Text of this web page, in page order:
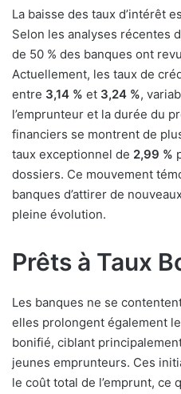
La baisse des taux d’intérêt
Selon les analyses récentes
de 50 % des banques ont
Actuellement, les taux de
entre 3,14 % et 3,24 %,
l’emprunteur et la durée du
financiers se montrent de
taux exceptionnel de 2,99 %
dossiers. Ce mouvement
banques d’attirer de
pleine évolution.
Prêts à Taux
Les banques ne se
elles prolongent également
bonifié, ciblant
jeunes emprunteurs. Ces
le coût total de l’emprunt,